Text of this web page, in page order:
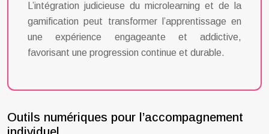
L’intégration judicieuse du microlearning et de la
gamification peut transformer l’apprentissage en
une expérience engageante et addictive,
favorisant une progression continue et durable.
Outils numériques pour l’accompagnement